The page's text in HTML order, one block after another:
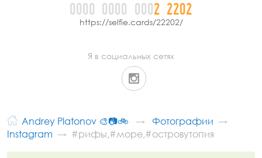
0000 0000 0002 2202
https://selfie.cards/22202/
Я в социальных сетях
Andrey Platonov 🎨📷🚲
Фотографии
Instagram
#рифы,#море,#островутопия